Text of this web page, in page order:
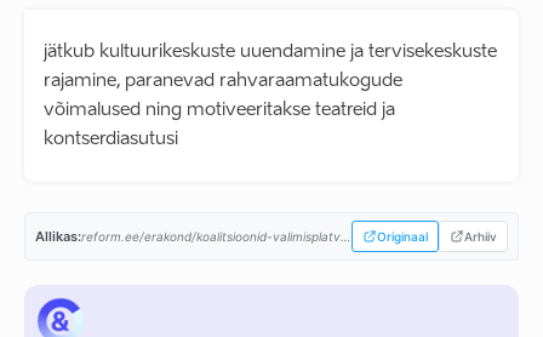
jätkub kultuurikeskuste uuendamine ja tervisekeskuste
rajamine, paranevad rahvaraamatukogude
võimalused ning motiveeritakse teatreid ja
kontserdiasutusi
Allikas: Originaal Arhiiv